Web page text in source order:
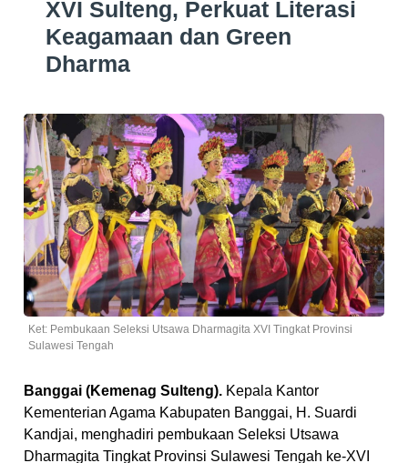
XVI Sulteng, Perkuat Literasi
Keagamaan dan Green
Dharma
Ket: Pembukaan Seleksi Utsawa Dharmagita XVI Tingkat Provinsi
Sulawesi Tengah
Banggai (Kemenag Sulteng). Kepala Kantor
Kementerian Agama Kabupaten Banggai, H. Suardi
Kandjai, menghadiri pembukaan Seleksi Utsawa
Dharmagita Tingkat Provinsi Sulawesi Tengah ke-XVI